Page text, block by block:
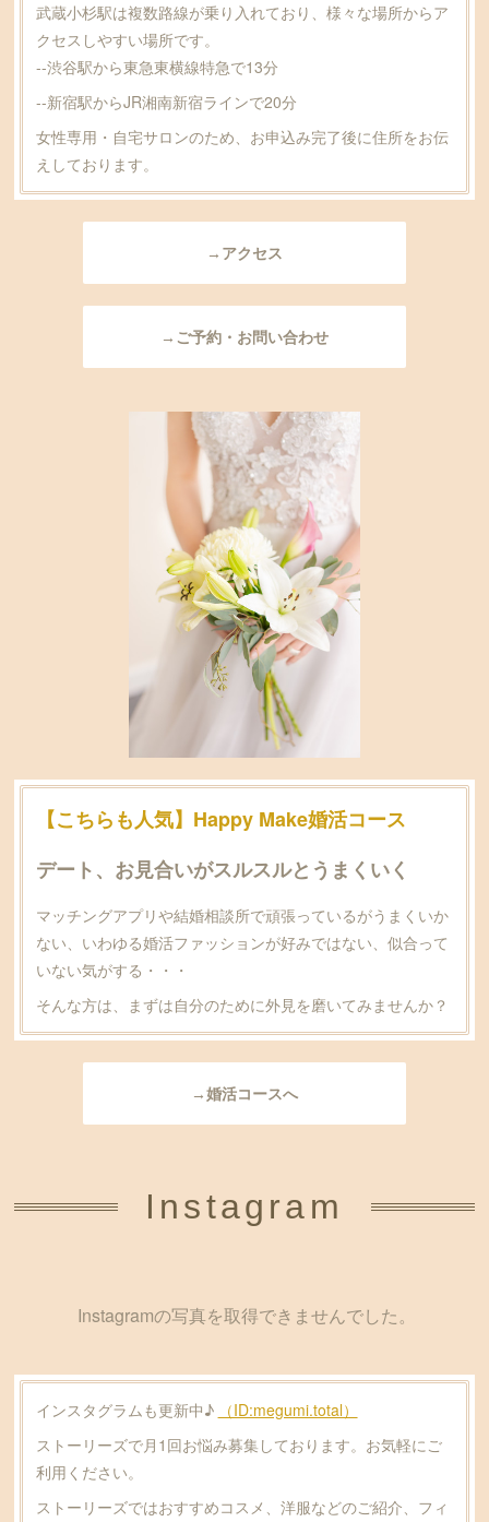
武蔵小杉駅は複数路線が乗り入れており、様々な場所からア
クセスしやすい場所です。
--渋谷駅から東急東横線特急で13分
--新宿駅からJR湘南新宿ラインで20分
女性専用・自宅サロンのため、お申込み完了後に住所をお伝
えしております。
→アクセス
→ご予約・お問い合わせ
【こちらも人気】Happy Make婚活コース
デート、お見合いがスルスルとうまくいく
マッチングアプリや結婚相談所で頑張っているがうまくいか
ない、いわゆる婚活ファッションが好みではない、似合って
いない気がする・・・
そんな方は、まずは自分のために外見を磨いてみませんか？
→婚活コースへ
Instagram
Instagramの写真を取得できませんでした。
インスタグラムも更新中♪
（ID:megumi.total）
ストーリーズで月1回お悩み募集しております。お気軽にご
利用ください。
ストーリーズではおすすめコスメ、洋服などのご紹介、フィ